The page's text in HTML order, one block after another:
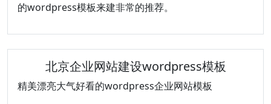
的wordpress模板来建非常的推荐。
北京企业网站建设wordpress模板
精美漂亮大气好看的wordpress企业网站模板